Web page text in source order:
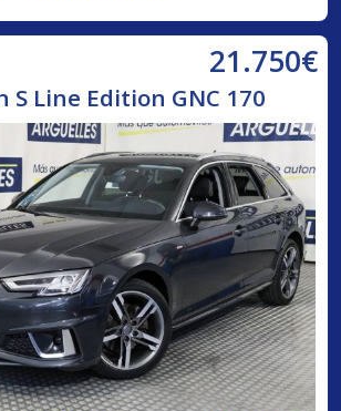
21.750€
S Line Edition GNC 170